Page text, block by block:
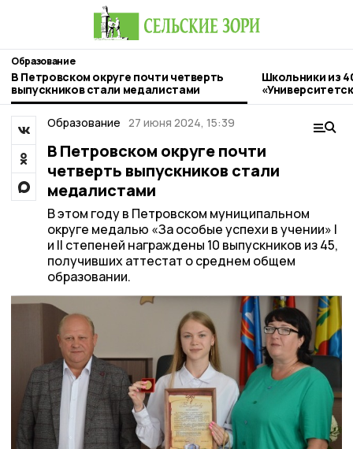
Образование
В Петровском округе почти четверть
выпускников стали медалистами
Школьники из
Державинский
Образование 27 июня 2024, 15:39
В Петровском округе почти
четверть выпускников стали
медалистами
В этом году в Петровском муниципальном
округе медалью «За особые успехи в учении» I
и II степеней награждены 10 выпускников из 45,
получивших аттестат о среднем общем
образовании.